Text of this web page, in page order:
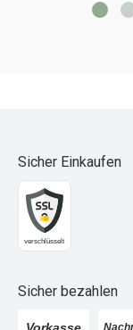
Sicher Einkaufen
Sicher bezahlen